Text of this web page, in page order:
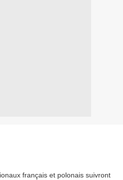
français et polonais suivront